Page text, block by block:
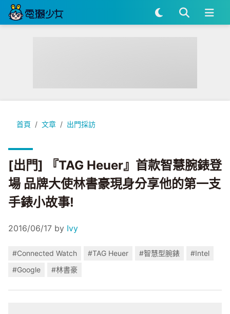
首頁 文章 出門採訪
[出門] 『TAG Heuer』首款智慧腕錶登場 品牌大使林書豪現身
[出門] 『TAG Heuer』首款智慧腕錶登
場 品牌大使林書豪現身分享他的第一支
手錶小故事!
2016/06/17 by Ivy
#Connected Watch #TAG Heuer #智慧型腕錶
#Intel
#Google
#林書豪